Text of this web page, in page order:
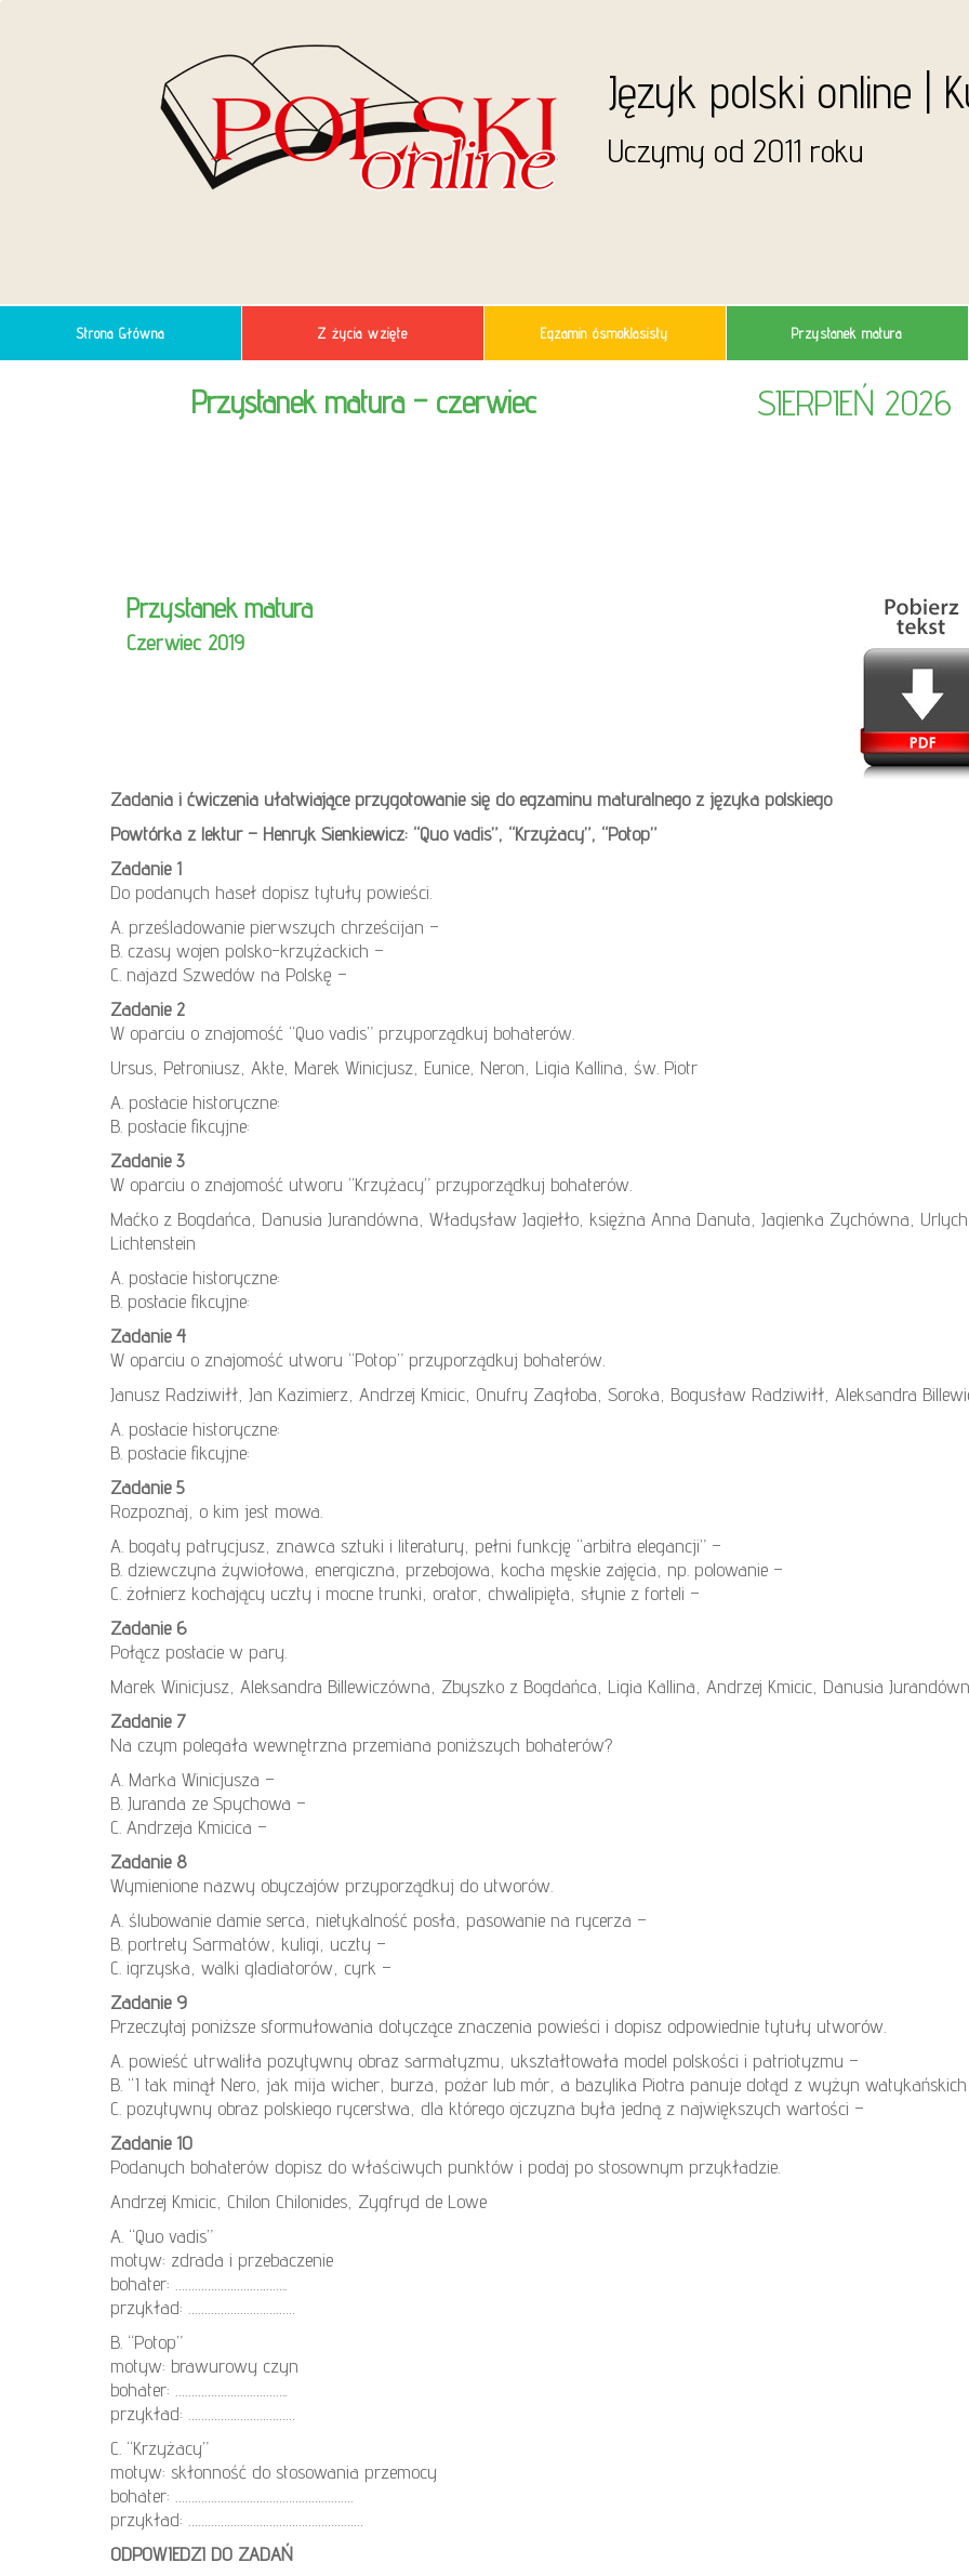
Język polski online |
Uczymy od 2011 roku
Strona Główna Z życia wzięte Egzamin ósmoklasisty Przystanek matura
Przystanek matura – czerwiec SIERPIEŃ 2026
Przystanek matura
Czerwiec 2019
Zadania i ćwiczenia ułatwiające przygotowanie się do egzaminu maturalnego z języka polskiego
Powtórka z lektur – Henryk Sienkiewicz: “Quo vadis”, “Krzyżacy”, “Potop”
Zadanie 1
Do podanych haseł dopisz tytuły powieści.
A. prześladowanie pierwszych chrześcijan –
B. czasy wojen polsko-krzyżackich –
C. najazd Szwedów na Polskę –
Zadanie 2
W oparciu o znajomość “Quo vadis” przyporządkuj bohaterów.
Ursus, Petroniusz, Akte, Marek Winicjusz, Eunice, Neron, Ligia Kallina, św. Piotr
A. postacie historyczne:
B. postacie fikcyjne:
Zadanie 3
W oparciu o znajomość utworu “Krzyżacy” przyporządkuj bohaterów.
Maćko z Bogdańca, Danusia Jurandówna, Władysław Jagiełło, księżna Anna Danuta, Jagienka Zychówna,
Lichtenstein
A. postacie historyczne:
B. postacie fikcyjne:
Zadanie 4
W oparciu o znajomość utworu “Potop” przyporządkuj bohaterów.
Janusz Radziwiłł, Jan Kazimierz, Andrzej Kmicic, Onufry Zagłoba, Soroka, Bogusław Radziwiłł, Aleksandra
A. postacie historyczne:
B. postacie fikcyjne:
Zadanie 5
Rozpoznaj, o kim jest mowa.
A. bogaty patrycjusz, znawca sztuki i literatury, pełni funkcję “arbitra elegancji” –
B. dziewczyna żywiołowa, energiczna, przebojowa, kocha męskie zajęcia, np. polowanie –
C. żołnierz kochający uczty i mocne trunki, orator, chwalipięta, słynie z forteli –
Zadanie 6
Połącz postacie w pary.
Marek Winicjusz, Aleksandra Billewiczówna, Zbyszko z Bogdańca, Ligia Kallina, Andrzej Kmicic, Danusia
Zadanie 7
Na czym polegała wewnętrzna przemiana poniższych bohaterów?
A. Marka Winicjusza –
B. Juranda ze Spychowa –
C. Andrzeja Kmicica –
Zadanie 8
Wymienione nazwy obyczajów przyporządkuj do utworów.
A. ślubowanie damie serca, nietykalność posła, pasowanie na rycerza –
B. portrety Sarmatów, kuligi, uczty –
C. igrzyska, walki gladiatorów, cyrk –
Zadanie 9
Przeczytaj poniższe sformułowania dotyczące znaczenia powieści i dopisz odpowiednie tytuły utworów.
A. powieść utrwaliła pozytywny obraz sarmatyzmu, ukształtowała model polskości i patriotyzmu –
B. “I tak minął Nero, jak mija wicher, burza, pożar lub mór, a bazylika Piotra panuje dotąd z wyżyn
C. pozytywny obraz polskiego rycerstwa, dla którego ojczyzna była jedną z największych wartości –
Zadanie 10
Podanych bohaterów dopisz do właściwych punktów i podaj po stosownym przykładzie.
Andrzej Kmicic, Chilon Chilonides, Zygfryd de Lowe
A. “Quo vadis”
motyw: zdrada i przebaczenie
bohater: ……………………………..
przykład: ……………………………
B. “Potop”
motyw: brawurowy czyn
bohater: ……………………………..
przykład: ……………………………
C. “Krzyżacy”
motyw: skłonność do stosowania przemocy
bohater: ……………………………………………….
przykład: ………………………………………………
ODPOWIEDZI DO ZADAŃ